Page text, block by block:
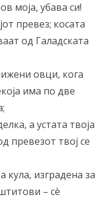
моја, убава си!
превез; косата
од Галадската
овци, кога
има по две
а устата твоја
превезот твој се
кула, изградена за
– сè